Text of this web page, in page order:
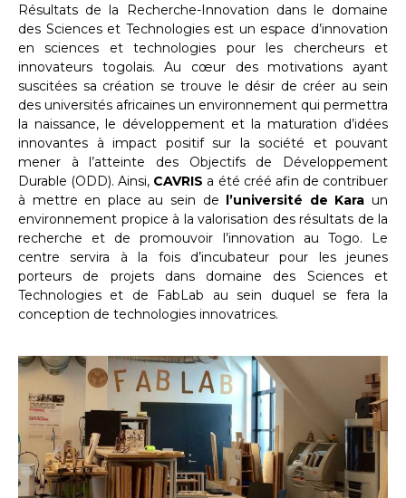
Résultats de la Recherche-Innovation dans le domaine
des Sciences et Technologies est un espace d’innovation
en sciences et technologies pour les chercheurs et
innovateurs togolais. Au cœur des motivations ayant
suscitées sa création se trouve le désir de créer au sein
des universités africaines un environnement qui permettra
la naissance, le développement et la maturation d’idées
innovantes à impact positif sur la société et pouvant
mener à l’atteinte des Objectifs de Développement
Durable (ODD). Ainsi, CAVRIS a été créé afin de contribuer
à mettre en place au sein de
l’université de Kara un
environnement propice à la valorisation des résultats de la
recherche et de promouvoir l’innovation au Togo. Le
centre servira à la fois d’incubateur pour les jeunes
porteurs de projets dans domaine des Sciences et
Technologies et de FabLab au sein duquel se fera la
conception de technologies innovatrices.